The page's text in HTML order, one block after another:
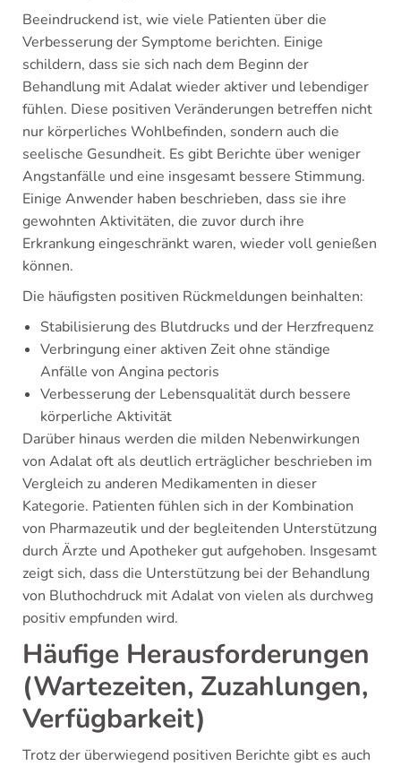
Beeindruckend ist, wie viele Patienten über die
Verbesserung der Symptome berichten. Einige
schildern, dass sie sich nach dem Beginn der
Behandlung mit Adalat wieder aktiver und lebendiger
fühlen. Diese positiven Veränderungen betreffen nicht
nur körperliches Wohlbefinden, sondern auch die
seelische Gesundheit. Es gibt Berichte über weniger
Angstanfälle und eine insgesamt bessere Stimmung.
Einige Anwender haben beschrieben, dass sie ihre
gewohnten Aktivitäten, die zuvor durch ihre
Erkrankung eingeschränkt waren, wieder voll genießen
können.
Die häufigsten positiven Rückmeldungen beinhalten:
Stabilisierung des Blutdrucks und der Herzfrequenz
Verbringung einer aktiven Zeit ohne ständige
Anfälle von Angina pectoris
Verbesserung der Lebensqualität durch bessere
körperliche Aktivität
Darüber hinaus werden die milden Nebenwirkungen
von Adalat oft als deutlich erträglicher beschrieben im
Vergleich zu anderen Medikamenten in dieser
Kategorie. Patienten fühlen sich in der Kombination
von Pharmazeutik und der begleitenden Unterstützung
durch Ärzte und Apotheker gut aufgehoben. Insgesamt
zeigt sich, dass die Unterstützung bei der Behandlung
von Bluthochdruck mit Adalat von vielen als durchweg
positiv empfunden wird.
Häufige Herausforderungen
(Wartezeiten, Zuzahlungen,
Verfügbarkeit)
Trotz der überwiegend positiven Berichte gibt es auch